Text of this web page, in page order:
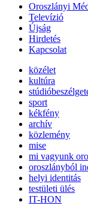
Oroszlányi
Televízió
Újság
Hirdetés
Kapcsolat
közélet
kultúra
sport
kékfény
archív
közlemény
mise
mi vagyunk
oroszlányból
helyi identitás
testületi ülés
IT-HON